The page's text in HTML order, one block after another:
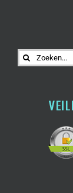
Zoeken
naar: